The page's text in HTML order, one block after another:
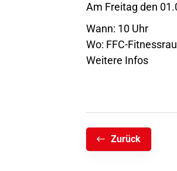
Am Freitag den
Wann: 10 Uhr
Wo: FFC-
Weitere Infos
Zurück